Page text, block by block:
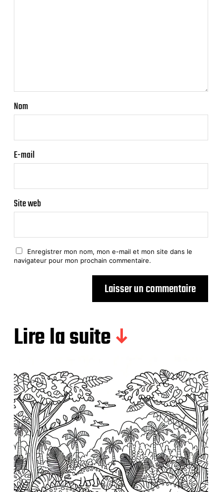
Nom
E-mail
Site web
Enregistrer mon nom, mon e-mail et mon site dans le
navigateur pour mon prochain commentaire.
Lire la suite